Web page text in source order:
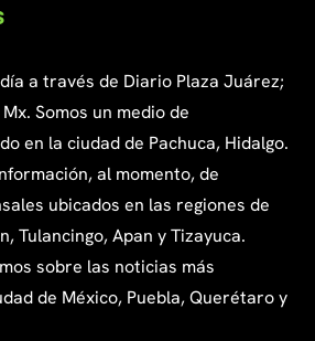
a través de Diario Plaza Juárez;
Somos un medio de
en la ciudad de Pachuca, Hidalgo.
al momento, de
ubicados en las regiones de
Tulancingo, Apan y Tizayuca.
sobre las noticias más
de México, Puebla, Querétaro y